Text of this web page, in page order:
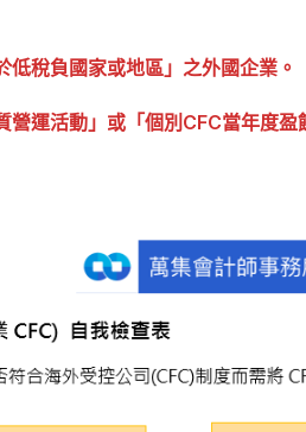
稅負國家或地區」之外國企業。
營運活動」或「個別CFC當年度